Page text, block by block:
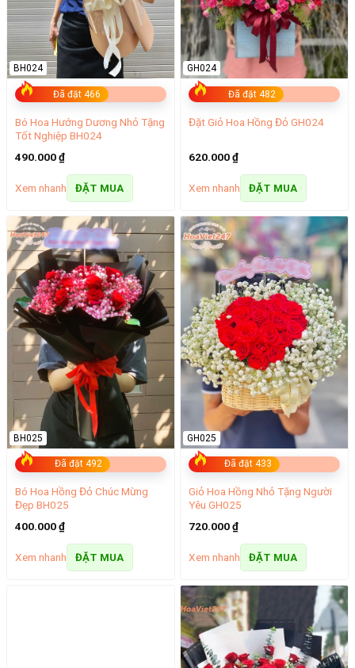
Đã đặt 466
BH024
Bó Hoa Hướng Dương Nhỏ Tặng
Tốt Nghiệp BH024
490.000₫
Xem nhanh ĐẶT MUA
Đã đặt 482
GH024
Đặt Giỏ Hoa Hồng Đỏ GH024
620.000₫
Xem nhanh ĐẶT MUA
Đã đặt 492
BH025
Bó Hoa Hồng Đỏ Chúc Mừng
Đẹp BH025
400.000₫
Xem nhanh ĐẶT MUA
Đã đặt 433
GH025
Giỏ Hoa Hồng Nhỏ Tặng Người
Yêu GH025
720.000₫
Xem nhanh ĐẶT MUA